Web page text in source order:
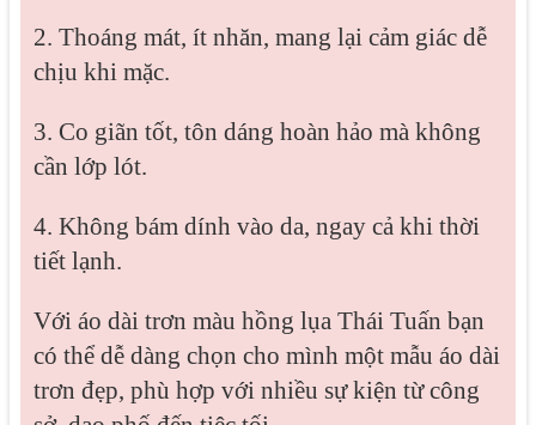
2. Thoáng mát, ít nhăn, mang lại cảm giác dễ
chịu khi mặc.
3. Co giãn tốt, tôn dáng hoàn hảo mà không
cần lớp lót.
4. Không bám dính vào da, ngay cả khi thời
tiết lạnh.
Với áo dài trơn màu hồng lụa Thái Tuấn bạn
có thể dễ dàng chọn cho mình một mẫu áo dài
trơn đẹp, phù hợp với nhiều sự kiện từ công